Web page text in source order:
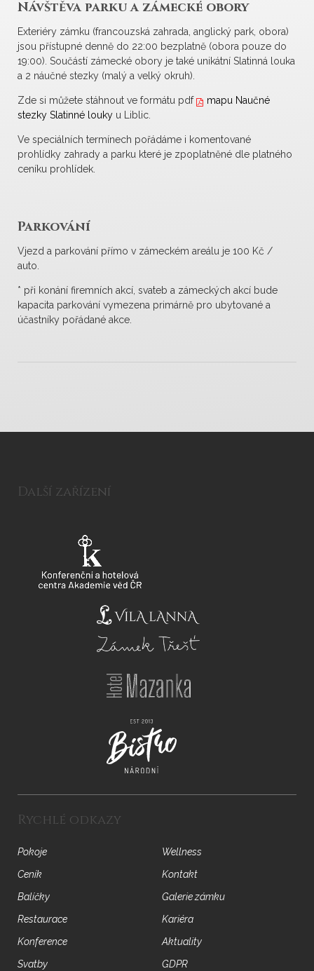
Návštěva parku a zámecké obory
Exteriéry zámku (francouzská zahrada, anglický park, obora)
jsou přístupné denně do 22:00 bezplatně (obora pouze do
19:00). Součástí zámecké obory je také unikátní Slatinná louka
a 2 náučné stezky (malý a velký okruh).
Zde si můžete stáhnout ve formátu pdf
mapu Naučné
stezky Slatinné louky u Liblic.
Ve speciálních termínech pořádáme i komentované
prohlídky zahrady a parku které je zpoplatněné dle platného
ceníku prohlídek.
Parkování
Vjezd a parkování přímo v zámeckém areálu je 100 Kč /
auto.
* při konání firemních akcí, svateb a zámeckých akcí bude
kapacita parkování vymezena primárně pro ubytované a
účastníky pořádané akce.
Další zařízení
Rychlé odkazy
Pokoje
Ceník
Balíčky
Restaurace
Konference
Svatby
Wellness
Kontakt
Galerie zámku
Kariéra
Aktuality
GDPR